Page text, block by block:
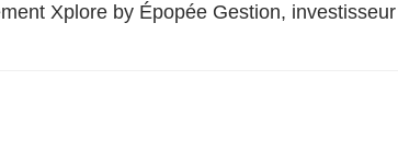
Xplore by Épopée Gestion, investisseur